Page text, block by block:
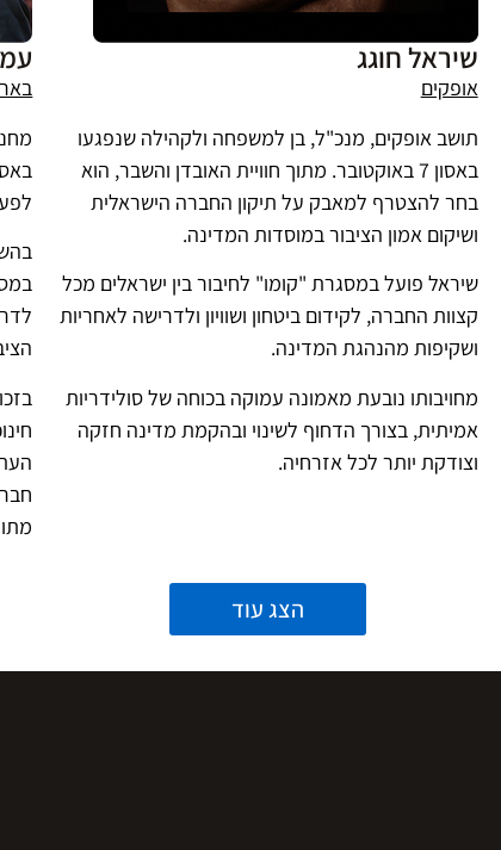
שיראל חוגג
אופקים
תושב אופקים, מנכ"ל, בן למשפחה ולקהילה שנפגעו
באסון 7 באוקטובר. מתוך חוויית האובדן והשבר, הוא
בחר להצטרף למאבק על תיקון החברה הישראלית
ושיקום אמון הציבור במוסדות המדינה.
שיראל פועל במסגרת "קומו" לחיבור בין ישראלים מכל
קצוות החברה, לקידום ביטחון ושוויון ולדרישה לאחריות
ושקיפות מהנהגת המדינה.
מחויבותו נובעת מאמונה עמוקה בכוחה של סולידריות
אמיתית, בצורך הדחוף לשינוי ובהקמת מדינה חזקה
וצודקת יותר לכל אזרחיה.
הצג עוד